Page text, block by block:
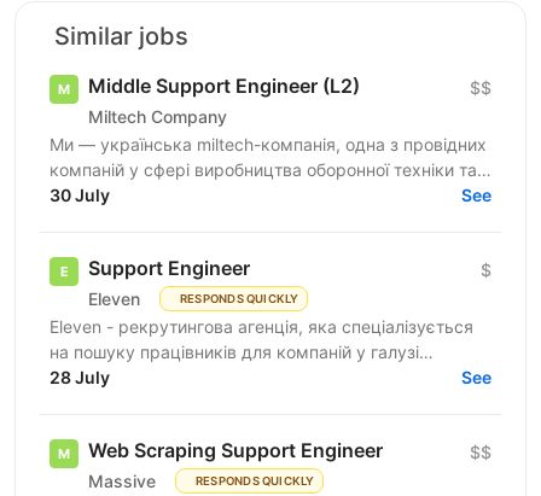
Similar jobs
Middle Support Engineer (L2)
Miltech Company
$$
Ми — українська miltech-компанія, одна з провідних
компаній у сфері виробництва оборонної техніки та
електроніки. У зв’язку з розвитком IT-напрямку...
30 July See
Support Engineer
Eleven RESPONDS QUICKLY
$
Eleven - рекрутингова агенція, яка спеціалізується
на пошуку працівників для компаній у галузі
військових технологій. Наша мета - підтримувати
28 July See
Web Scraping Support Engineer
Massive RESPONDS QUICKLY
$$